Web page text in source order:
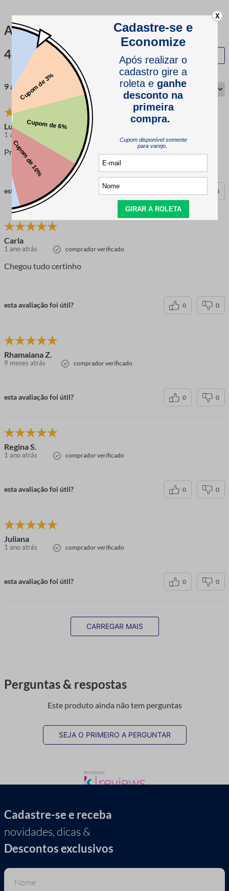
Avaliações
4.9
9 avaliações
Luciana
1 ano atrás comprador verificado
Produto de alta qualidade e a entrega foi dentro do prazo
esta avaliação foi útil? 0
Carla
1 ano atrás comprador verificado
Chegou tudo certinho
esta avaliação foi útil? 0 0
Rhamaiana Z.
9 meses atrás comprador verificado
esta avaliação foi útil? 0 0
Regina S.
1 ano atrás comprador verificado
esta avaliação foi útil? 0 0
Juliana
1 ano atrás comprador verificado
esta avaliação foi útil? 0 0
CARREGAR MAIS
Perguntas & respostas
Este produto ainda não tem perguntas
SEJA O PRIMEIRO A PERGUNTAR
Cadastre-se e receba
novidades, dicas &
Descontos exclusivos
X